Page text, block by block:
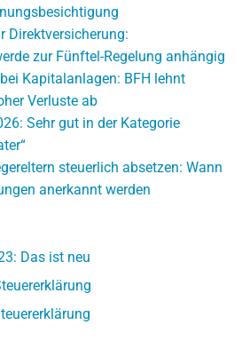
Direktversicherung:
zur Fünftel-Regelung anhängig
Kapitalanlagen: BFH lehnt
Verluste ab
Sehr gut in der Kategorie
steuerlich absetzen: Wann
anerkannt werden
Das ist neu